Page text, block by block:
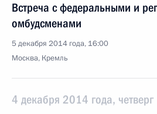
Встреча с федеральными и
омбудсменами
5 декабря 2014 года, 16:00
Москва, Кремль
4 декабря 2014 года, четверг